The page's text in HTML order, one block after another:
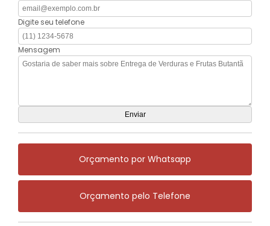
Digite seu telefone
Mensagem
Orçamento por Whatsapp
Orçamento pelo Telefone